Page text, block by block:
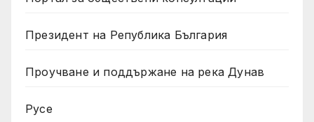
Президент на Република България
Проучване и поддържане на река Дунав
Русе